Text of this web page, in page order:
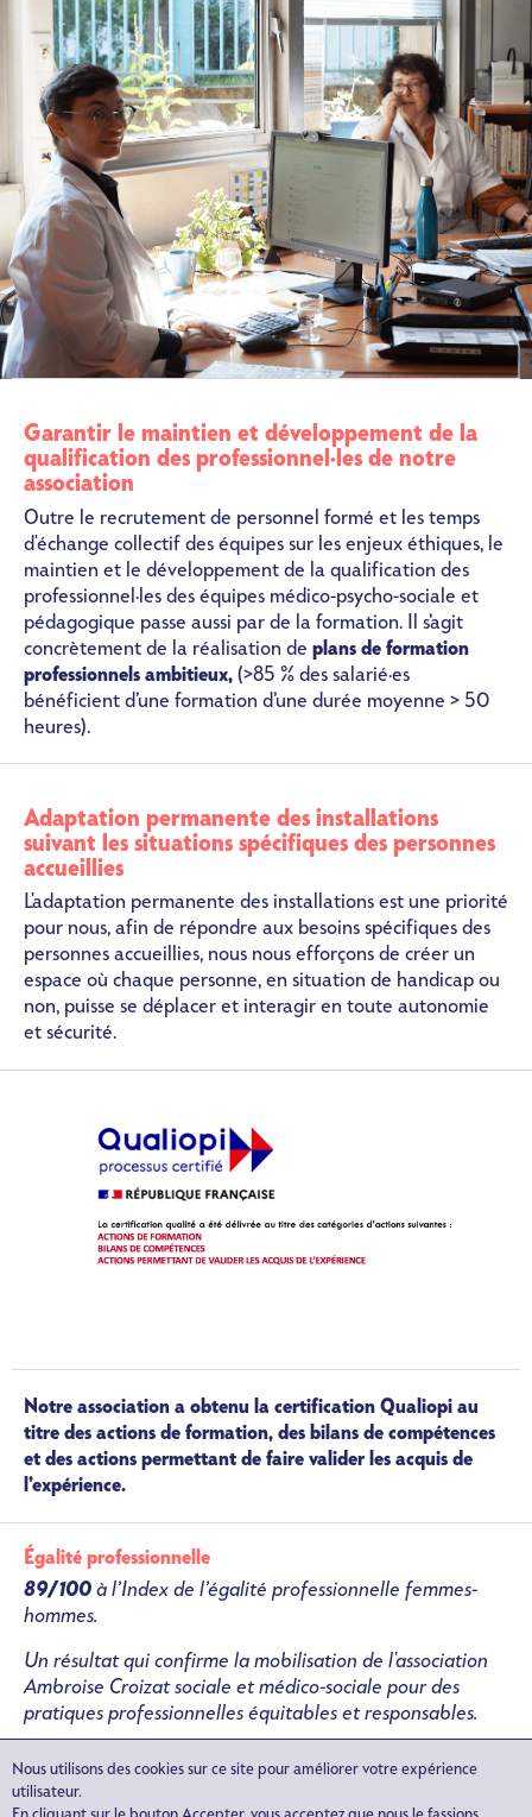
Garantir le maintien et développement de la
qualification des professionnel·les de notre
association
Outre le recrutement de personnel formé et les temps
d'échange collectif des équipes sur les enjeux éthiques, le
maintien et le développement de la qualification des
professionnel·les des équipes médico-psycho-sociale et
pédagogique passe aussi par de la formation. Il s’agit
concrètement de la réalisation de plans de formation
professionnels ambitieux, (>85 % des salarié·es
bénéficient d’une formation d’une durée moyenne > 50
heures).
Adaptation permanente des installations
suivant les situations spécifiques des personnes
accueillies
L'adaptation permanente des installations est une priorité
pour nous, afin de répondre aux besoins spécifiques des
personnes accueillies, nous nous efforçons de créer un
espace où chaque personne, en situation de handicap ou
non, puisse se déplacer et interagir en toute autonomie
et sécurité.
Notre association a obtenu la certification Qualiopi au
titre des actions de formation, des bilans de compétences
et des actions permettant de faire valider les acquis de
l’expérience.
Égalité professionnelle
89/100 à l’Index de l’égalité professionnelle femmes-
hommes.
Un résultat qui confirme la mobilisation de l'association
Ambroise Croizat sociale et médico-sociale pour des
pratiques professionnelles équitables et responsables.
Vous trouverez ci-contre le rapport complet.
Nous utilisons des cookies sur ce site pour améliorer votre expérience
utilisateur.